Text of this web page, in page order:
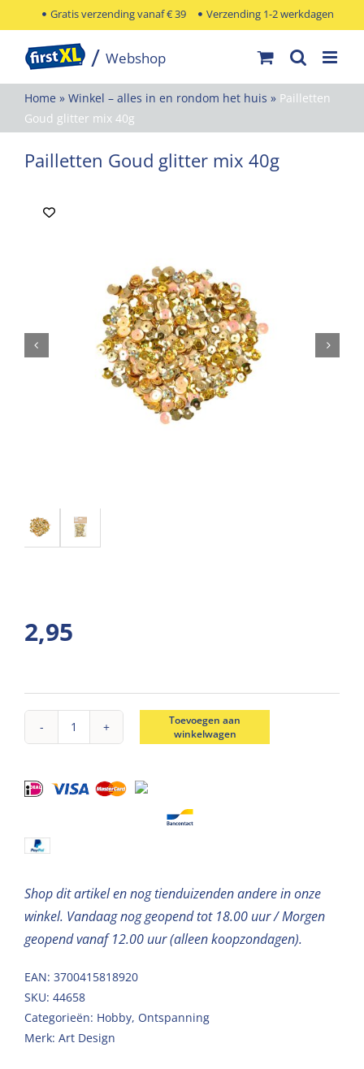
naar
inhoud
Gratis verzending vanaf € 39 Verzending 1-2 werkdagen
Home » Winkel – alles in en rondom het huis » Pailletten
Goud glitter mix 40g
Pailletten Goud glitter mix 40g
2,95
Pailletten
glitter
Toevoegen aan
winkelwagen
Shop dit artikel en nog tienduizenden andere in onze
winkel. Vandaag nog geopend tot 18.00 uur / Morgen
geopend vanaf 12.00 uur (alleen koopzondagen).
EAN: 3700415818920
SKU: 44658
Categorieën: Hobby, Ontspanning
Merk: Art Design